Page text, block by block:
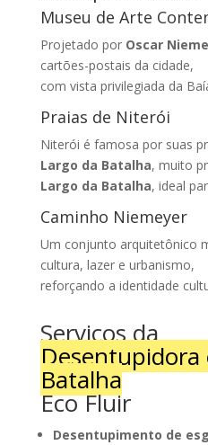
Museu de Arte
Projetado por Oscar
cartões-postais da cidade,
com vista privilegiada da
Praias de Niterói
Niterói é famosa por suas
Largo da Batalha, muito
Largo da Batalha, ideal
Caminho Niemeyer
Um conjunto arquitetônico
cultura, lazer e urbanismo,
reforçando a identidade
Serviços da
Desentupidora
Batalha
Eco Fluir
Desentupimento de